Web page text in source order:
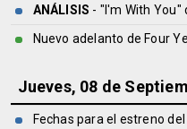
ANÁLISIS - "I'm With You"
Nuevo adelanto de Four
Jueves, 08 de
Fechas para el estreno